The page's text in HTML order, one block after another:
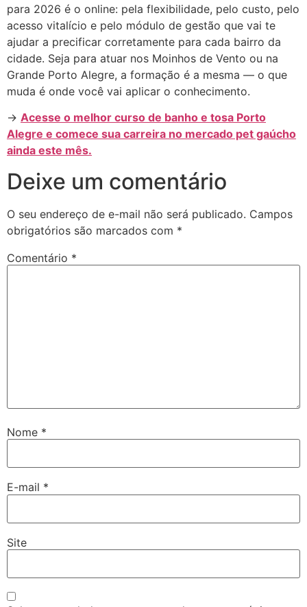
para 2026 é o online: pela flexibilidade, pelo custo, pelo
acesso vitalício e pelo módulo de gestão que vai te
ajudar a precificar corretamente para cada bairro da
cidade. Seja para atuar nos Moinhos de Vento ou na
Grande Porto Alegre, a formação é a mesma — o que
muda é onde você vai aplicar o conhecimento.
→ Acesse o melhor curso de banho e tosa Porto
Alegre e comece sua carreira no mercado pet gaúcho
ainda este mês.
Deixe um comentário
O seu endereço de e-mail não será publicado. Campos
obrigatórios são marcados com *
Comentário *
Nome *
E-mail *
Site